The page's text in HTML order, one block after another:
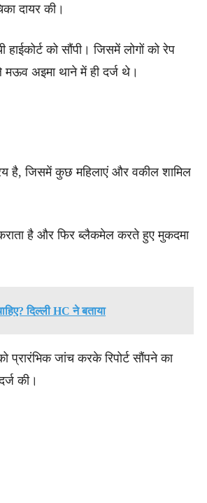
दायर की।
को सौंपी। जिसमें लोगों को रेप
अइमा थाने में ही दर्ज थे।
है, जिसमें कुछ महिलाएं और वकील शामिल
है और फिर ब्लैकमेल करते हुए मुकदमा
दिल्ली HC ने बताया
प्रारंभिक जांच करके रिपोर्ट सौंपने का
की।